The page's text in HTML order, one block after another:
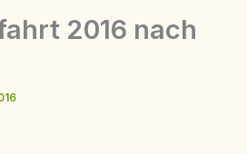
2016 nach